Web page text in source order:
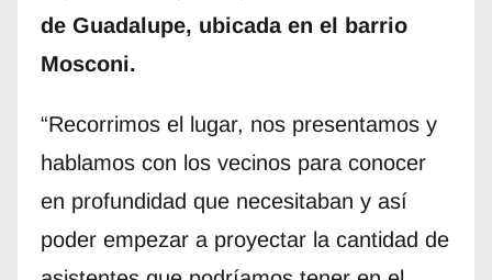
de Guadalupe, ubicada en el barrio
Mosconi.
“Recorrimos el lugar, nos presentamos y
hablamos con los vecinos para conocer
en profundidad que necesitaban y así
poder empezar a proyectar la cantidad de